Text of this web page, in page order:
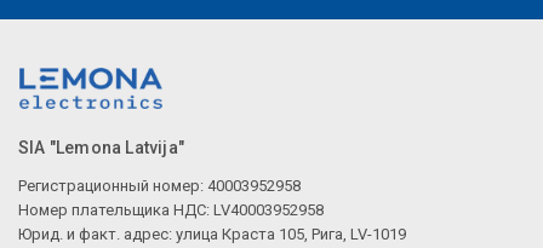
SIA "Lemona Latvija"
Регистрационный номер: 40003952958
Номер плательщика НДС: LV40003952958
Юрид. и факт. адрес: улица Краста 105, Рига, LV-1019